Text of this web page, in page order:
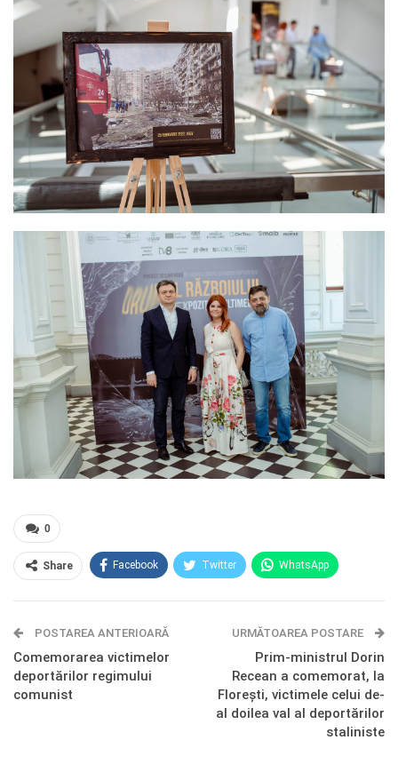
0
Share Facebook Twitter WhatsApp
Telegram OK.ru
POSTAREA ANTERIOARĂ
Comemorarea victimelor
deportărilor regimului
comunist
URMĂTOAREA POSTARE
Prim-ministrul Dorin
Recean a comemorat, la
Florești, victimele celui de-
al doilea val al deportărilor
staliniste